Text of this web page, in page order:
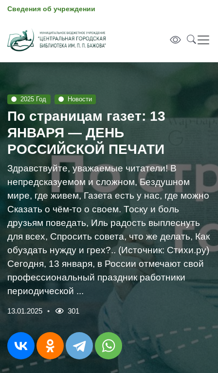
Сведения об учреждении
2025 Год Новости
По страницам газет: 13
ЯНВАРЯ — ДЕНЬ
РОССИЙСКОЙ ПЕЧАТИ
Здравствуйте, уважаемые читатели! В
непредсказуемом и сложном, Бездушном
мире, где живем, Газета есть у нас, где можно
Сказать о чём-то о своем. Тоску и боль
друзьям поведать, Иль радость выплеснуть
для всех, Спросить совета, что же делать, Как
обуздать нужду и грех?.. (Источник: Стихи.ру)
Сегодня, 13 января, в России отмечают свой
профессиональный праздник работники
периодической ...
13.01.2025 301